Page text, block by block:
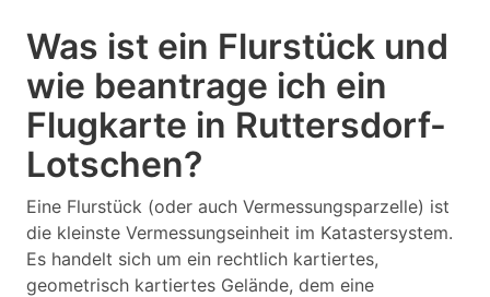
Was ist ein Flurstück und
wie beantrage ich ein
Flugkarte in Ruttersdorf-
Lotschen?
Eine Flurstück (oder auch Vermessungsparzelle) ist
die kleinste Vermessungseinheit im Katastersystem.
Es handelt sich um ein rechtlich kartiertes,
geometrisch kartiertes Gelände, dem eine